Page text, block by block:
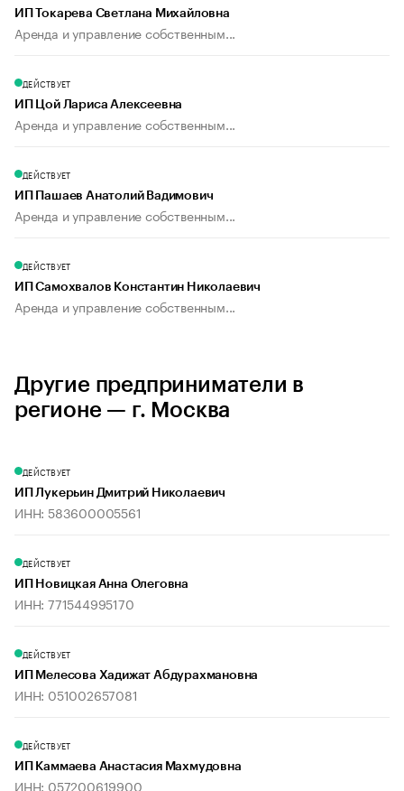
ИП Токарева Светлана Михайловна
Аренда и управление собственным...
ДЕЙСТВУЕТ
ИП Цой Лариса Алексеевна
Аренда и управление собственным...
ДЕЙСТВУЕТ
ИП Пашаев Анатолий Вадимович
Аренда и управление собственным...
ДЕЙСТВУЕТ
ИП Самохвалов Константин Николаевич
Аренда и управление собственным...
Другие предприниматели в
регионе — г. Москва
ДЕЙСТВУЕТ
ИП Лукерьин Дмитрий Николаевич
ИНН: 583600005561
ДЕЙСТВУЕТ
ИП Новицкая Анна Олеговна
ИНН: 771544995170
ДЕЙСТВУЕТ
ИП Мелесова Хадижат Абдурахмановна
ИНН: 051002657081
ДЕЙСТВУЕТ
ИП Каммаева Анастасия Махмудовна
ИНН: 057200619900